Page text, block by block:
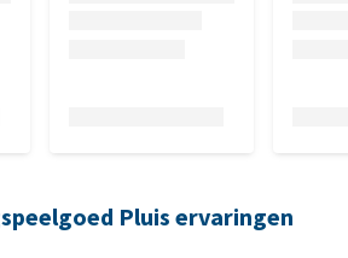
Pluis ervaringen